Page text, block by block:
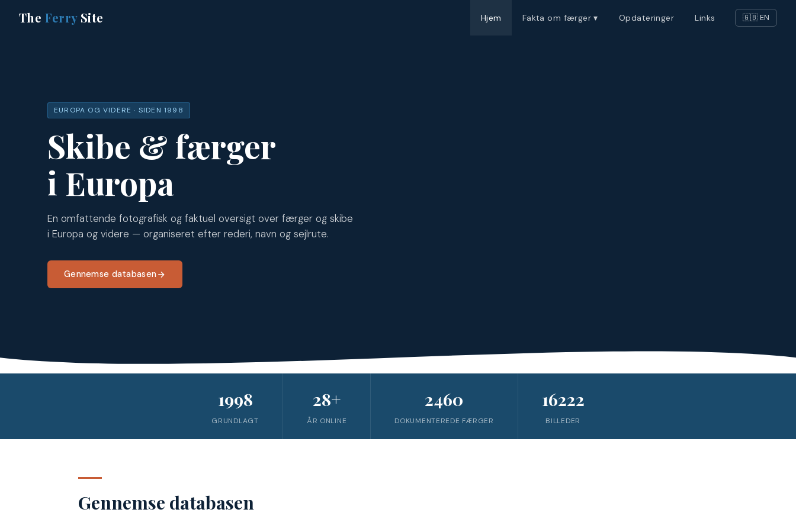
The FerrySite Hjem Fakta om færger ▾ Opdateringer Links 🇬🇧 EN
EUROPA OG VIDERE · SIDEN 1998
Skibe & færger
i Europa
En omfattende fotografisk og faktuel oversigt over færger og skibe
i Europa og videre — organiseret efter rederi, navn og sejlrute.
Gennemse databasen
1998
GRUNDLAGT
28+
ÅR ONLINE
2460
DOKUMENTEREDE FÆRGER
16222
BILLEDER
Gennemse databasen